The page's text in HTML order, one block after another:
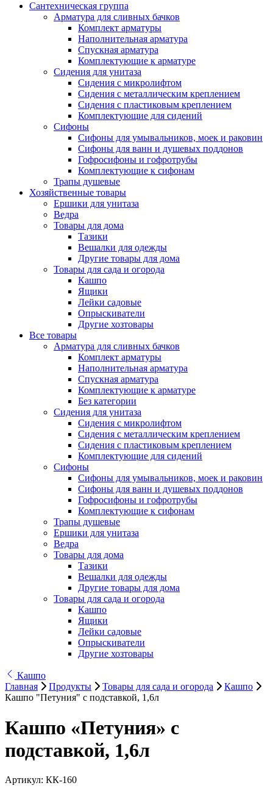
Сантехническая группа
Арматура для сливных бачков
Комплект арматуры
Наполнительная арматура
Спускная арматура
Комплектующие к арматуре
Сидения для унитаза
Сидения с микролифтом
Сидения с металлическим креплением
Сидения с пластиковым креплением
Комплектующие для сидений
Сифоны
Сифоны для умывальников, моек и раковин
Сифоны для ванн и душевых поддонов
Гофросифоны и гофротрубы
Комплектующие к сифонам
Трапы душевые
Хозяйственные товары
Ершики для унитаза
Ведра
Товары для дома
Тазики
Вешалки для одежды
Другие товары для дома
Товары для сада и огорода
Кашпо
Ящики
Лейки садовые
Опрыскиватели
Другие хозтовары
Все товары
Арматура для сливных бачков
Комплект арматуры
Наполнительная арматура
Спускная арматура
Комплектующие к арматуре
Без категории
Сидения для унитаза
Сидения с микролифтом
Сидения с металлическим креплением
Сидения с пластиковым креплением
Комплектующие для сидений
Сифоны
Сифоны для умывальников, моек и раковин
Сифоны для ванн и душевых поддонов
Гофросифоны и гофротрубы
Комплектующие к сифонам
Трапы душевые
Ершики для унитаза
Ведра
Товары для дома
Тазики
Вешалки для одежды
Другие товары для дома
Товары для сада и огорода
Кашпо
Ящики
Лейки садовые
Опрыскиватели
Другие хозтовары
Кашпо
Главная
Продукты Товары для сада и огорода
Кашпо
Кашпо "Петуния" с подставкой, 1,6л
Кашпо «Петуния» с
подставкой, 1,6л
Артикул: КК-160